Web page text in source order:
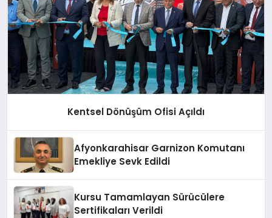
Kentsel Dönüşüm Ofisi Açıldı
Afyonkarahisar Garnizon Komutanı
Emekliye Sevk Edildi
Kursu Tamamlayan Sürücülere
Sertifikaları Verildi